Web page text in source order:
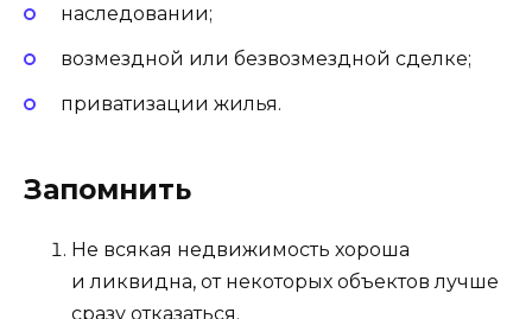
наследовании;
возмездной или безвозмездной сделке;
приватизации жилья.
Запомнить
Не всякая недвижимость хороша
и ликвидна, от некоторых объектов лучше
сразу отказаться.